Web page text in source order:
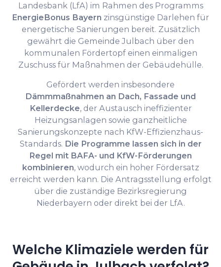
Landesbank (LfA) im Rahmen des Programms
EnergieBonus Bayern zinsgünstige Darlehen für
energetische Sanierungen bereit. Zusätzlich
gewährt die Gemeinde Julbach über den
kommunalen Fördertopf einen einmaligen
Zuschuss für Maßnahmen der Gebäudehülle.
Gefördert werden insbesondere
Dämmmaßnahmen an Dach, Fassade und
Kellerdecke, der Austausch ineffizienter
Heizungsanlagen sowie ganzheitliche
Sanierungskonzepte nach KfW-Effizienzhaus-
Standards. Die Programme lassen sich in der
Regel mit BAFA- und KfW-Förderungen
kombinieren, wodurch ein hoher Fördersatz
erreicht werden kann. Die Antragsstellung erfolgt
über die zuständige Bezirksregierung
Niederbayern oder direkt bei der LfA.
Welche Klimaziele werden für